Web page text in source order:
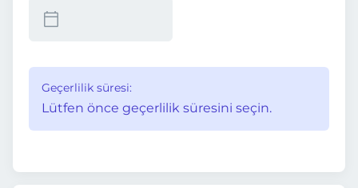
Geçerlilik süresi:
Lütfen önce geçerlilik süresini seçin.